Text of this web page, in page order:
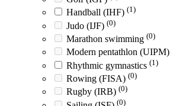
Handball (IHF) (1)
Judo (IJF) (0)
Marathon swimming (0)
Modern pentathlon (UIPM)
Rhythmic gymnastics (1)
Rowing (FISA) (0)
Rugby (IRB) (0)
(0)